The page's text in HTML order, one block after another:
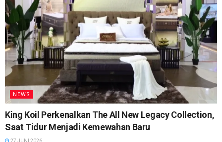
NEWS
King Koil Perkenalkan The All New Legacy Collection,
Saat Tidur Menjadi Kemewahan Baru
27 JUNI 2026